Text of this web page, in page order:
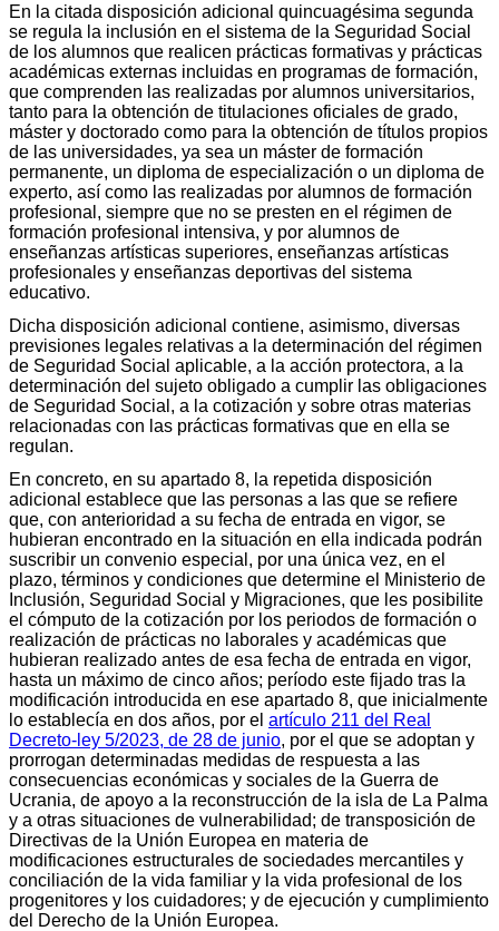
En la citada disposición adicional quincuagésima segunda
se regula la inclusión en el sistema de la Seguridad Social
de los alumnos que realicen prácticas formativas y prácticas
académicas externas incluidas en programas de formación,
que comprenden las realizadas por alumnos universitarios,
tanto para la obtención de titulaciones oficiales de grado,
máster y doctorado como para la obtención de títulos propios
de las universidades, ya sea un máster de formación
permanente, un diploma de especialización o un diploma de
experto, así como las realizadas por alumnos de formación
profesional, siempre que no se presten en el régimen de
formación profesional intensiva, y por alumnos de
enseñanzas artísticas superiores, enseñanzas artísticas
profesionales y enseñanzas deportivas del sistema
educativo.
Dicha disposición adicional contiene, asimismo, diversas
previsiones legales relativas a la determinación del régimen
de Seguridad Social aplicable, a la acción protectora, a la
determinación del sujeto obligado a cumplir las obligaciones
de Seguridad Social, a la cotización y sobre otras materias
relacionadas con las prácticas formativas que en ella se
regulan.
En concreto, en su apartado 8, la repetida disposición
adicional establece que las personas a las que se refiere
que, con anterioridad a su fecha de entrada en vigor, se
hubieran encontrado en la situación en ella indicada podrán
suscribir un convenio especial, por una única vez, en el
plazo, términos y condiciones que determine el Ministerio de
Inclusión, Seguridad Social y Migraciones, que les posibilite
el cómputo de la cotización por los periodos de formación o
realización de prácticas no laborales y académicas que
hubieran realizado antes de esa fecha de entrada en vigor,
hasta un máximo de cinco años; período este fijado tras la
modificación introducida en ese apartado 8, que inicialmente
lo establecía en dos años, por el artículo 211 del Real
Decreto-ley 5/2023, de 28 de junio, por el que se adoptan y
prorrogan determinadas medidas de respuesta a las
consecuencias económicas y sociales de la Guerra de
Ucrania, de apoyo a la reconstrucción de la isla de La Palma
y a otras situaciones de vulnerabilidad; de transposición de
Directivas de la Unión Europea en materia de
modificaciones estructurales de sociedades mercantiles y
conciliación de la vida familiar y la vida profesional de los
progenitores y los cuidadores; y de ejecución y cumplimiento
del Derecho de la Unión Europea.